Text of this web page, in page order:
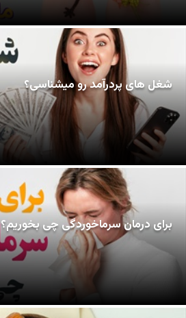
شغل های پردرآمد رو میشناسی؟
برای درمان سرماخوردگی چی بخوریم؟